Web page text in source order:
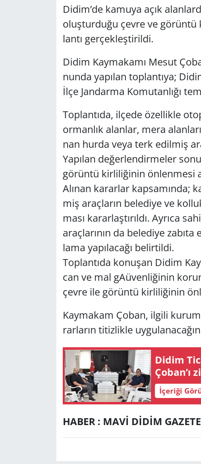
Didim’de ka­mu­ya açık
oluş­tur­du­ğu çevre ve
lan­tı ger­çek­leş­ti­ril­di.
Didim Kay­ma­ka­mı Mesut
nun­da ya­pı­lan top­lan­tı­ya;
İlçe Jan­dar­ma Ko­mu­tan­lı­ğı
Top­lan­tı­da, il­çe­de özel­lik­le
or­man­lık alan­lar, mera
nan hurda veya terk edil­miş
Ya­pı­lan de­ğer­len­dir­me­ler
gö­rün­tü kir­li­li­ği­nin ön­len­me­si
Alı­nan ka­rar­lar kap­sa­mın­da;
miş araç­la­rın be­le­di­ye ve
ma­sı ka­rar­laş­tı­rıl­dı. Ay­rı­ca
araç­la­rı­nın da be­le­di­ye
la­ma ya­pı­la­ca­ğı be­lir­til­di.
Top­lan­tı­da ko­nu­şan Didim
can ve mal gAü­ven­li­ği­nin
çevre ile gö­rün­tü kir­li­li­ği­nin
Kay­ma­kam Çoban, il­gi­li
rar­la­rın ti­tiz­lik­le
Didim
Çoban’ı
İçeriği
HABER : MAVİ DİDİM